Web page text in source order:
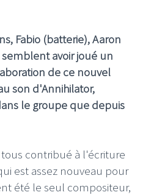
Fabio (batterie), Aaron
semblent avoir joué un
de ce nouvel
son d'Annihilator,
le groupe que depuis
contribué à l'écriture
est assez nouveau pour
été le seul compositeur,